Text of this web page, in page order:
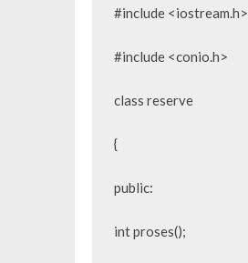
#include <iostream.h>
#include <conio.h>
class reserve
{
public:
int proses();